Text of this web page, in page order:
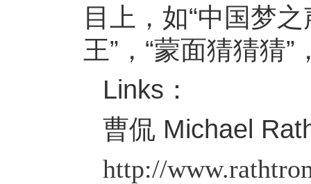
目上，如“中国梦之
王”，“蒙面猜猜猜
Links：
曹侃 Michael
http://